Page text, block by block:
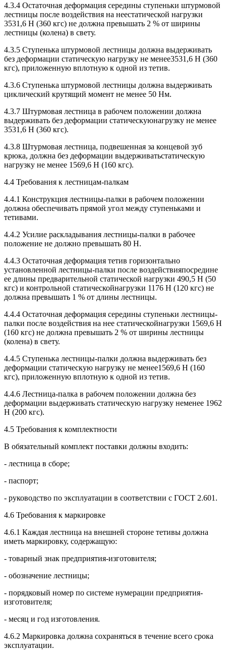
4.3.4 Остаточная деформация середины ступеньки штурмовой
лестницы после воздействия на неестатической нагрузки
3531,6 Н (360 кгс) не должна превышать 2 % от ширины
лестницы (колена) в свету.
4.3.5 Ступенька штурмовой лестницы должна выдерживать
без деформации статическую нагрузку не менее3531,6 Н (360
кгс), приложенную вплотную к одной из тетив.
4.3.6 Ступенька штурмовой лестницы должна выдерживать
циклический крутящий момент не менее 50 Нм.
4.3.7 Штурмовая лестница в рабочем положении должна
выдерживать без деформации статическуюнагрузку не менее
3531,6 Н (360 кгс).
4.3.8 Штурмовая лестница, подвешенная за концевой зуб
крюка, должна без деформации выдерживатьстатическую
нагрузку не менее 1569,6 Н (160 кгс).
4.4 Требования к лестницам-палкам
4.4.1 Конструкция лестницы-палки в рабочем положении
должна обеспечивать прямой угол между ступеньками и
тетивами.
4.4.2 Усилие раскладывания лестницы-палки в рабочее
положение не должно превышать 80 Н.
4.4.3 Остаточная деформация тетив горизонтально
установленной лестницы-палки после воздействияпосредине
ее длины предварительной статической нагрузки 490,5 Н (50
кгс) и контрольной статическойнагрузки 1176 Н (120 кгс) не
должна превышать 1 % от длины лестницы.
4.4.4 Остаточная деформация середины ступеньки лестницы-
палки после воздействия на нее статическойнагрузки 1569,6 Н
(160 кгс) не должна превышать 2 % от ширины лестницы
(колена) в свету.
4.4.5 Ступенька лестницы-палки должна выдерживать без
деформации статическую нагрузку не менее1569,6 Н (160
кгс), приложенную вплотную к одной из тетив.
4.4.6 Лестница-палка в рабочем положении должна без
деформации выдерживать статическую нагрузку неменее 1962
Н (200 кгс).
4.5 Требования к комплектности
В обязательный комплект поставки должны входить:
- лестница в сборе;
- паспорт;
- руководство по эксплуатации в соответствии с ГОСТ 2.601.
4.6 Требования к маркировке
4.6.1 Каждая лестница на внешней стороне тетивы должна
иметь маркировку, содержащую:
- товарный знак предприятия-изготовителя;
- обозначение лестницы;
- порядковый номер по системе нумерации предприятия-
изготовителя;
- месяц и год изготовления.
4.6.2 Маркировка должна сохраняться в течение всего срока
эксплуатации.